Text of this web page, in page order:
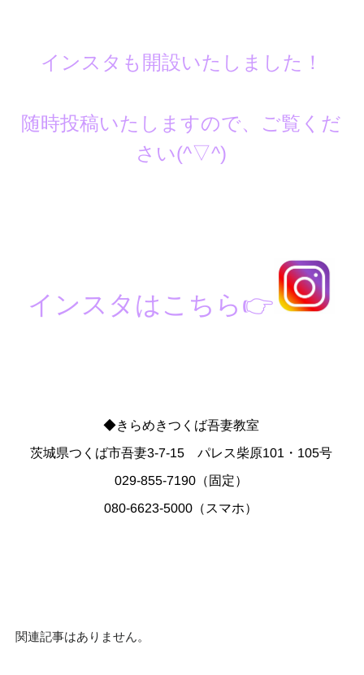
インスタも開設いたしました！
随時投稿いたしますので、ご覧くだ
さい(^▽^)
インスタはこちら👉
◆きらめきつくば吾妻教室
茨城県つくば市吾妻3-7-15 パレス柴原101・105号
029-855-7190（固定）
080-6623-5000（スマホ）
関連記事はありません。